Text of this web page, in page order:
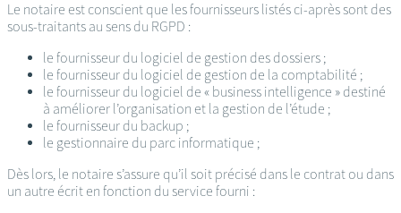
Le notaire est conscient que les fournisseurs listés ci-après sont des
sous-traitants au sens du RGPD :
le fournisseur du logiciel de gestion des dossiers ;
le fournisseur du logiciel de gestion de la comptabilité ;
le fournisseur du logiciel de « business intelligence » destiné
à améliorer l’organisation et la gestion de l’étude ;
le fournisseur du backup ;
le gestionnaire du parc informatique ;
Dès lors, le notaire s’assure qu’il soit précisé dans le contrat ou dans
un autre écrit en fonction du service fourni :